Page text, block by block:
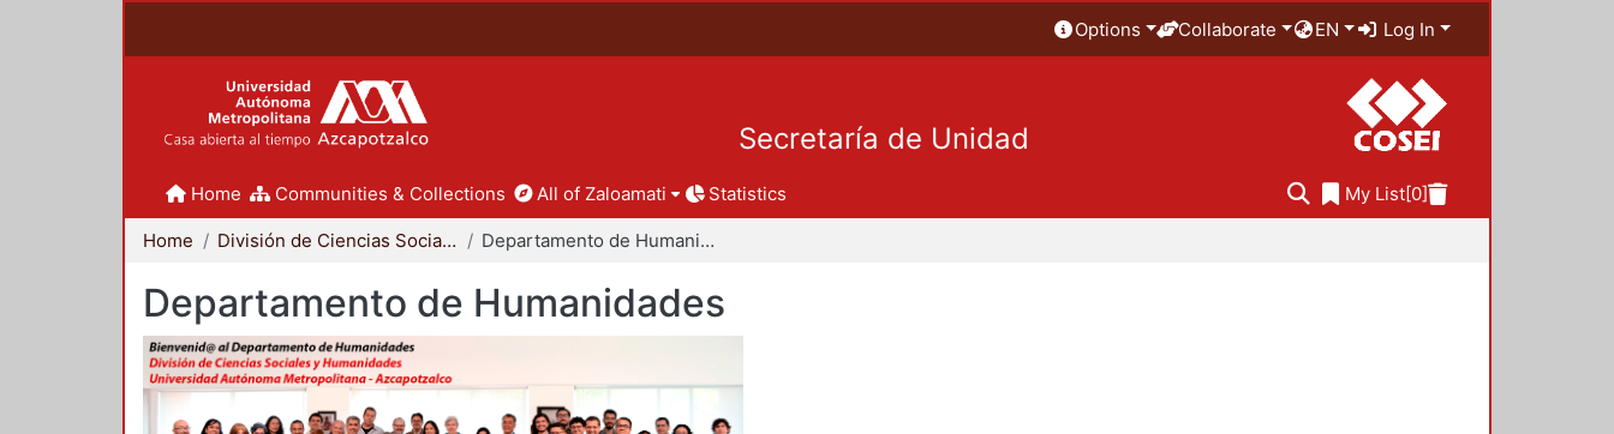
Options Collaborate EN Log In
Secretaría de Unidad
Home Communities & Collections All of Zaloamati Statistics My List[0]
Home División de Ciencias Sociales y Humanidades Departamento de Humanidades
Departamento de Humanidades